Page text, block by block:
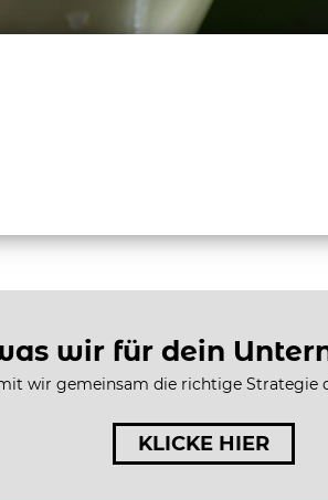
wir für dein
wir gemeinsam die richtige Strategie
KLICKE HIER